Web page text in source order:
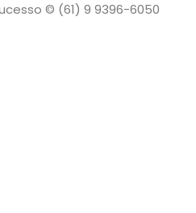
© (61) 9 9396-6050